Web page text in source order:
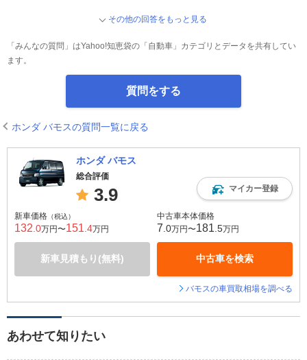
その他の回答をもっと見る
「みんなの質問」はYahoo!知恵袋の「自動車」カテゴリとデータを共有してい
ます。
質問をする
ホンダ バモスの質問一覧に戻る
ホンダ バモス
総合評価
3.9 マイカー登録
新車価格 （税込）
132 .0万円〜151 .4万円
新車見積もり(無料)
中古車本体価格
7 .0万円〜181 .5万円
中古車を検索
バモスの車買取相場を調べる
あわせて知りたい